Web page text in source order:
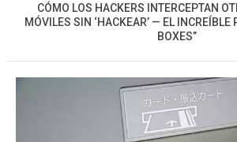
CÓMO LOS HACKERS INTERCEPTAN
MÓVILES SIN ‘HACKEAR’ — EL INCREÍBLE
BOXES”